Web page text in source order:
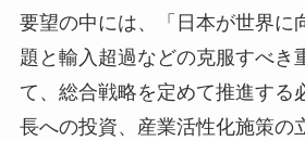
要望の中には、「日本が世界に
題と輸入超過などの克服すべき
て、総合戦略を定めて推進する
長への投資、産業活性化施策の